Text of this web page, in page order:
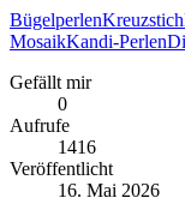
BügelperlenKreuzstich
MosaikKandi-Perlen
Gefällt mir
0
Aufrufe
1416
Veröffentlicht
16. Mai 2026